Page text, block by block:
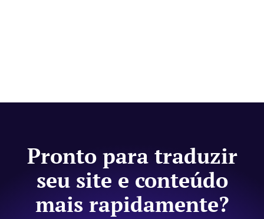
Pronto para traduzir
seu site e conteúdo
mais rapidamente?